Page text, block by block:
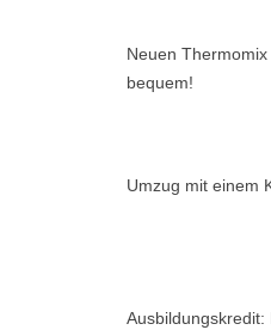
Neuen
bequem!
Umzug mit einem
Ausbildungskredit: